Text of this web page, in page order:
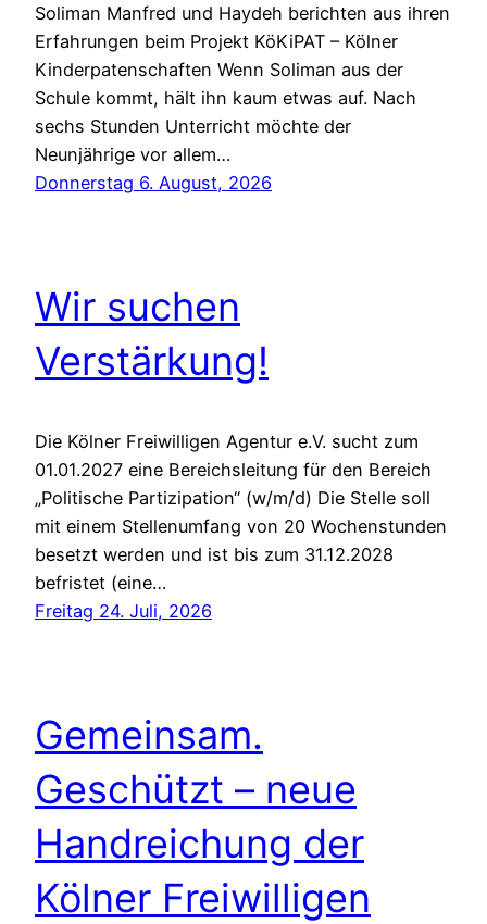
Soliman Manfred und Haydeh berichten aus ihren
Erfahrungen beim Projekt KöKiPAT – Kölner
Kinderpatenschaften Wenn Soliman aus der
Schule kommt, hält ihn kaum etwas auf. Nach
sechs Stunden Unterricht möchte der
Neunjährige vor allem…
Donnerstag 6. August, 2026
Wir suchen
Verstärkung!
Die Kölner Freiwilligen Agentur e.V. sucht zum
01.01.2027 eine Bereichsleitung für den Bereich
„Politische Partizipation“ (w/m/d) Die Stelle soll
mit einem Stellenumfang von 20 Wochenstunden
besetzt werden und ist bis zum 31.12.2028
befristet (eine…
Freitag 24. Juli, 2026
Gemeinsam.
Geschützt – neue
Handreichung der
Kölner Freiwilligen